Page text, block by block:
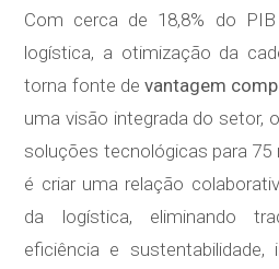
Com cerca de 18,8% do
logística, a otimização da
torna fonte de vantagem
uma visão integrada do setor,
soluções tecnológicas para 75
é criar uma relação
da logística, eliminando
eficiência e sustentabilidade,